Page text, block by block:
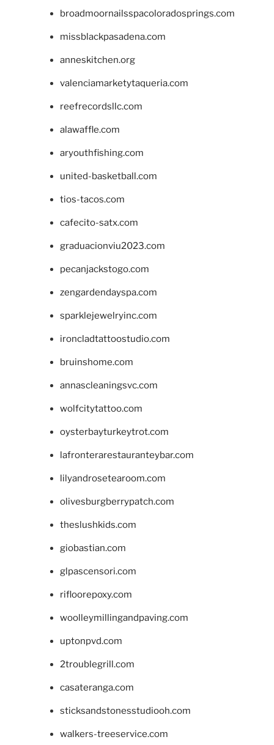
broadmoornailsspacoloradosprings.com
missblackpasadena.com
anneskitchen.org
valenciamarketytaqueria.com
reefrecordsllc.com
alawaffle.com
aryouthfishing.com
united-basketball.com
tios-tacos.com
cafecito-satx.com
graduacionviu2023.com
pecanjackstogo.com
zengardendayspa.com
sparklejewelryinc.com
ironcladtattoostudio.com
bruinshome.com
annascleaningsvc.com
wolfcitytattoo.com
oysterbayturkeytrot.com
lafronterarestauranteybar.com
lilyandrosetearoom.com
olivesburgberrypatch.com
theslushkids.com
giobastian.com
glpascensori.com
rifloorepoxy.com
woolleymillingandpaving.com
uptonpvd.com
2troublegrill.com
casateranga.com
sticksandstonesstudiooh.com
walkers-treeservice.com